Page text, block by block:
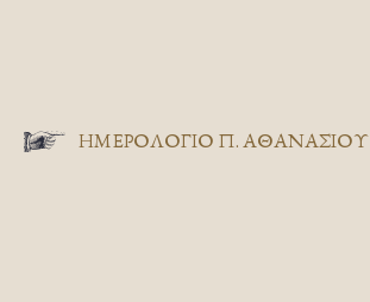
ΗΜΕΡΟΛΟΓΙΟ Π. ΑΘΑΝΑΣΙΟΥ